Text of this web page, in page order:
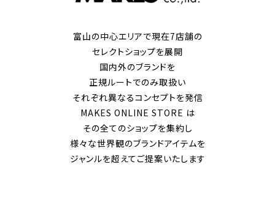
富山の中心エリアで現在7店舗の
セレクトショップを展開
国内外のブランドを
正規ルートでのみ取扱い
それぞれ異なるコンセプトを発信
MAKES ONLINE STORE は
その全てのショップを集約し
様々な世界観のブランドアイテムを
ジャンルを超えてご提案いたします